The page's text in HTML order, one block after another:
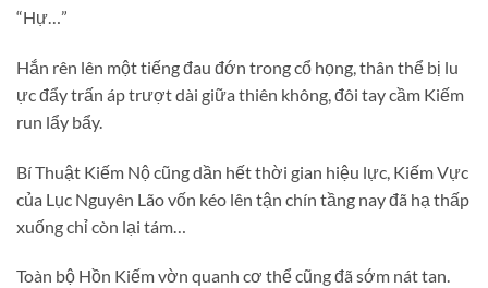
“Hự…”
Hắn rên lên một tiếng đau đớn trong cổ họng, thân thể bị lu
ực đẩy trấn áp trượt dài giữa thiên không, đôi tay cầm Kiếm
run lẩy bẩy.
Bí Thuật Kiếm Nộ cũng dần hết thời gian hiệu lực, Kiếm Vực
của Lục Nguyên Lão vốn kéo lên tận chín tầng nay đã hạ thấp
xuống chỉ còn lại tám…
Toàn bộ Hồn Kiếm vờn quanh cơ thể cũng đã sớm nát tan.